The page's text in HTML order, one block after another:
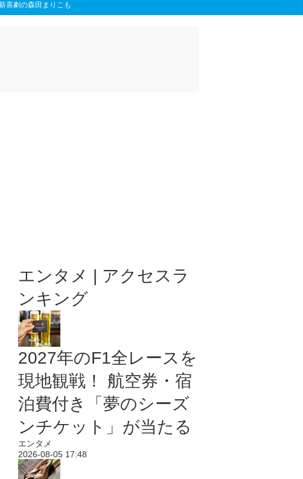
喜劇の森田まりこも
エンタメ | アクセスラ
ンキング
2027年のF1全レースを
現地観戦！ 航空券・宿
泊費付き「夢のシーズ
ンチケット」が当たる
エンタメ
2026-08-05 17:48